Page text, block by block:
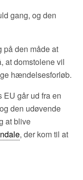
gang, og den
på den måde at
at domstolene vil
hændelsesforløb.
går ud fra en
den udøvende
at blive
, der kom til at